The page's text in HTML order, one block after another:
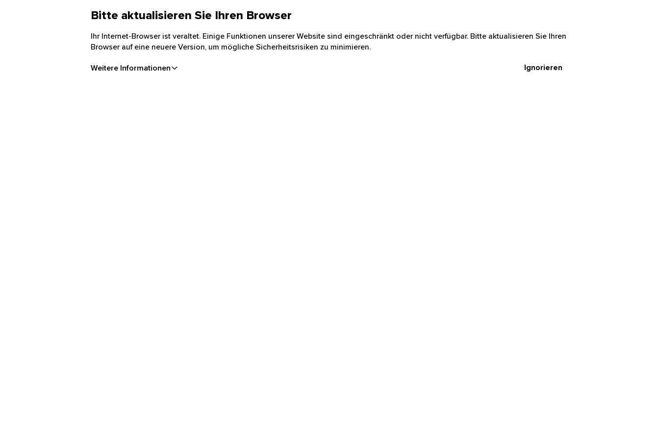
Bitte aktualisieren Sie Ihren Browser
Ihr Internet-Browser ist veraltet. Einige Funktionen unserer Website sind eingeschränkt oder nicht verfügbar. Bitte aktualisieren Sie Ihren
Browser auf eine neuere Version, um mögliche Sicherheitsrisiken zu minimieren.
Weitere Informationen Ignorieren